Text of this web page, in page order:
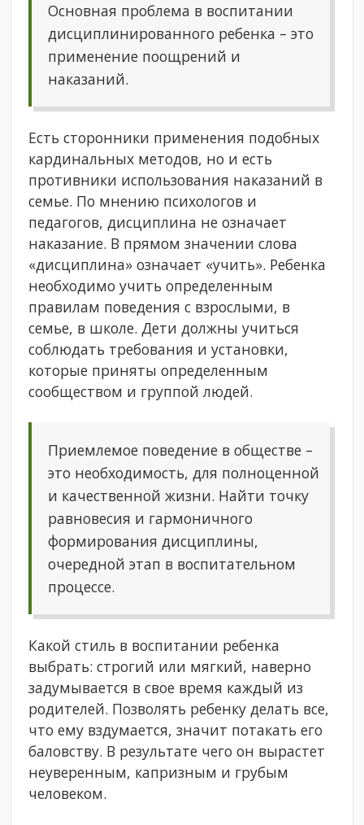
Основная проблема в воспитании
дисциплинированного ребенка – это
применение поощрений и
наказаний.
Есть сторонники применения подобных
кардинальных методов, но и есть
противники использования наказаний в
семье. По мнению психологов и
педагогов, дисциплина не означает
наказание. В прямом значении слова
«дисциплина» означает «учить». Ребенка
необходимо учить определенным
правилам поведения с взрослыми, в
семье, в школе. Дети должны учиться
соблюдать требования и установки,
которые приняты определенным
сообществом и группой людей.
Приемлемое поведение в обществе –
это необходимость, для полноценной
и качественной жизни. Найти точку
равновесия и гармоничного
формирования дисциплины,
очередной этап в воспитательном
процессе.
Какой стиль в воспитании ребенка
выбрать: строгий или мягкий, наверно
задумывается в свое время каждый из
родителей. Позволять ребенку делать все,
что ему вздумается, значит потакать его
баловству. В результате чего он вырастет
неуверенным, капризным и грубым
человеком.